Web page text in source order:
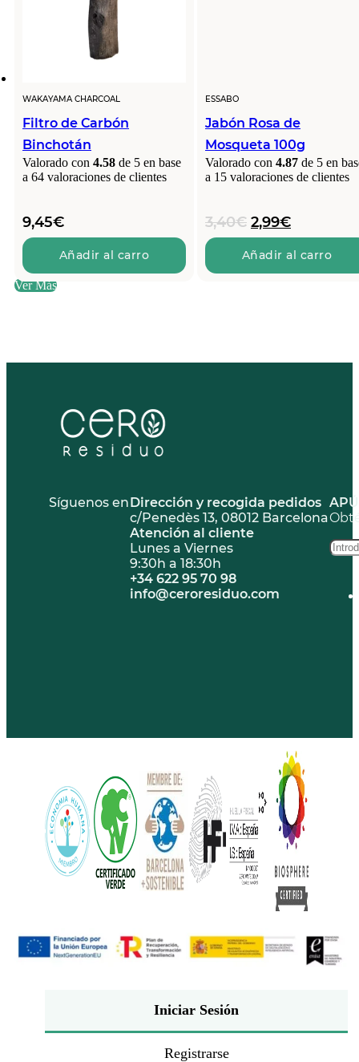
WAKAYAMA CHARCOAL
Filtro de Carbón
Binchotán
Valorado con 4.58 de 5 en base
a 64 valoraciones de clientes
9,45€
Añadir al carro
ESSABO
Jabón Rosa de
Mosqueta 100g
Valorado con 4.87 de 5 en
a 15 valoraciones de clientes
3,40€ El
precio
original
era:
2,99€El
precio
actual
es:
Añadir al carro
Ver Más
Síguenos enDirección y recogida pedidos
c/Penedès 13, 08012 Barcelona
Atención al cliente
Lunes a Viernes
9:30h a 18:30h
+34 622 95 70 98
info@ceroresiduo.com
Iniciar Sesión
Registrarse